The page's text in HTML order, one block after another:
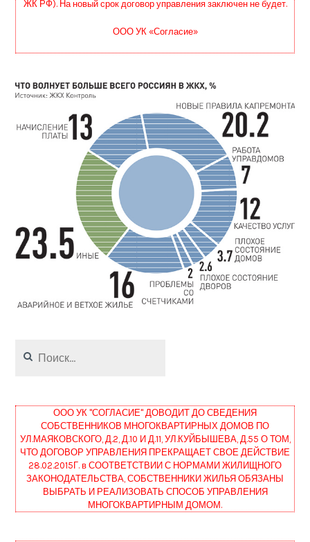
ЖК РФ). На новый срок договор управления заключен не будет.
ООО УК «Согласие»
ООО УК "СОГЛАСИЕ" ДОВОДИТ ДО СВЕДЕНИЯ
СОБСТВЕННИКОВ МНОГОКВАРТИРНЫХ ДОМОВ ПО
УЛ.МАЯКОВСКОГО, Д.2, Д.10 И Д.11, УЛ.КУЙБЫШЕВА, Д.55 О ТОМ,
ЧТО ДОГОВОР УПРАВЛЕНИЯ ПРЕКРАЩАЕТ СВОЕ ДЕЙСТВИЕ
28.02.2015Г. в СООТВЕТСТВИИ С НОРМАМИ ЖИЛИЩНОГО
ЗАКОНОДАТЕЛЬСТВА, СОБСТВЕННИКИ ЖИЛЬЯ ОБЯЗАНЫ
ВЫБРАТЬ И РЕАЛИЗОВАТЬ СПОСОБ УПРАВЛЕНИЯ
МНОГОКВАРТИРНЫМ ДОМОМ.